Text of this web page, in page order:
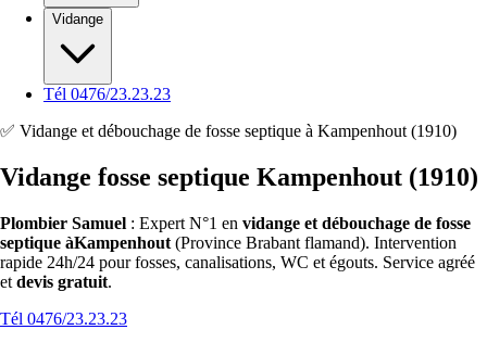
Vidange
Tél 0476/23.23.23
✅ Vidange et débouchage de fosse septique à Kampenhout (1910)
Vidange fosse septique Kampenhout (1910)
Plombier Samuel : Expert N°1 en vidange et débouchage de fosse
septique àKampenhout (Province Brabant flamand). Intervention
rapide 24h/24 pour fosses, canalisations, WC et égouts. Service agréé
et devis gratuit.
Tél 0476/23.23.23